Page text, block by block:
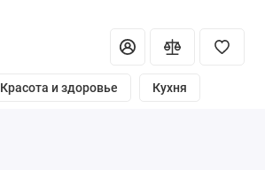
Красота и здоровье Кухня